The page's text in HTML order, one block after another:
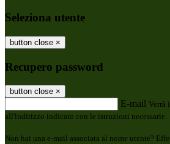
Seleziona utente
button close ×
Recupero password
button close ×
E-mail Verrà
all'indirizzo indicato con le istruzioni necessarie.
Non hai una e-mail associata al nome utente?